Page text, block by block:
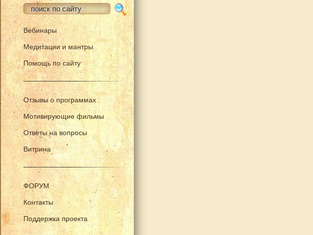
Вебинары
Медитации и мантры
Помощь по сайту
Отзывы о программах
Мотивирующие фильмы
Ответы на вопросы
Витрина
ФОРУМ
Контакты
Поддержка проекта